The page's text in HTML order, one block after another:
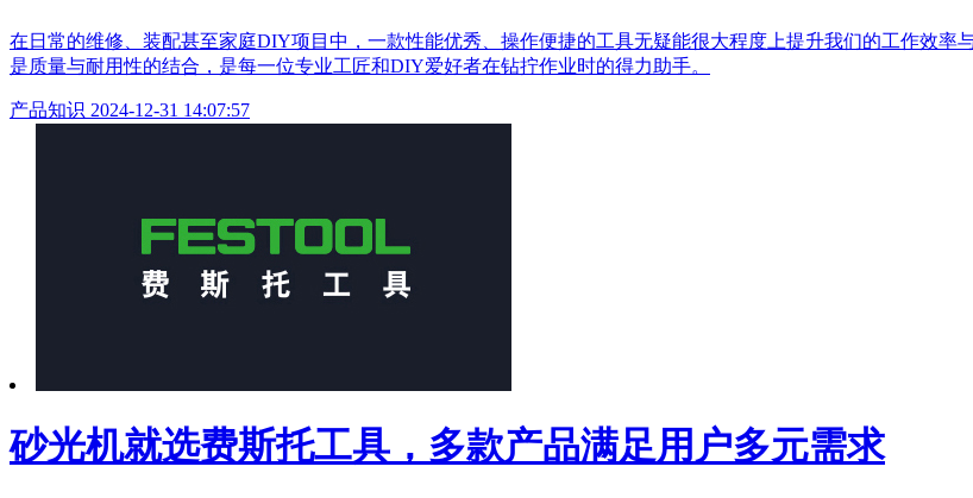
在日常的维修、装配甚至家庭DIY项目中，一款性能优秀、操作便捷的工具无疑能很大程度上提升我们的工作效
是质量与耐用性的结合，是每一位专业工匠和DIY爱好者在钻拧作业时的得力助手。
产品知识 2024-12-31 14:07:57
砂光机就选费斯托工具，多款产品满足用户多元需求